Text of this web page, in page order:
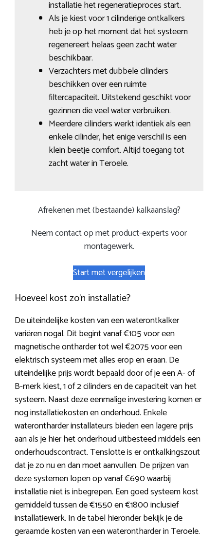
installatie het regeneratieproces start.
Als je kiest voor 1 cilinderige ontkalkers
heb je op het moment dat het systeem
regenereert helaas geen zacht water
beschikbaar.
Verzachters met dubbele cilinders
beschikken over een ruimte
filtercapaciteit. Uitstekend geschikt voor
gezinnen die veel water verbruiken.
Meerdere cilinders werkt identiek als een
enkele cilinder, het enige verschil is een
klein beetje comfort. Altijd toegang tot
zacht water in Teroele.
Afrekenen met (bestaande) kalkaanslag?
Neem contact op met product-experts voor
montagewerk.
Start met vergelijken
Hoeveel kost zo’n installatie?
De uiteindelijke kosten van een waterontkalker
variëren nogal. Dit begint vanaf €105 voor een
magnetische ontharder tot wel €2075 voor een
elektrisch systeem met alles erop en eraan. De
uiteindelijke prijs wordt bepaald door of je een A- of
B-merk kiest, 1 of 2 cilinders en de capaciteit van het
systeem. Naast deze eenmalige investering komen er
nog installatiekosten en onderhoud. Enkele
waterontharder installateurs bieden een lagere prijs
aan als je hier het onderhoud uitbesteed middels een
onderhoudscontract. Tenslotte is er ontkalkingszout
dat je zo nu en dan moet aanvullen. De prijzen van
deze systemen lopen op vanaf €690 waarbij
installatie niet is inbegrepen. Een goed systeem kost
gemiddeld tussen de €1550 en €1800 inclusief
installatiewerk. In de tabel hieronder bekijk je de
geraamde kosten van een waterontharder in Teroele.